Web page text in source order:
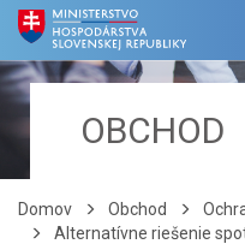
OBCHOD
Domov Obchod
Alternatívne riešenie